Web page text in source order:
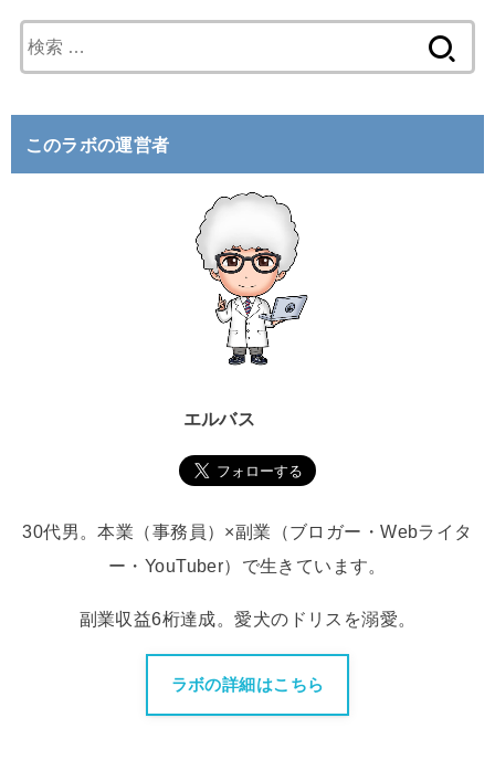
索
このラボの運営者
エルバス
30代男。本業（事務員）×副業（ブロガー・Webライタ
ー・YouTuber）で生きています。
副業収益6桁達成。愛犬のドリスを溺愛。
ラボの詳細はこちら